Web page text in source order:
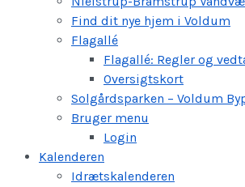
Find dit nye hjem i Voldum
Flagallé
Flagallé: Regler og
Oversigtskort
Solgårdsparken – Voldum
Bruger menu
Login
Kalenderen
Idrætskalenderen